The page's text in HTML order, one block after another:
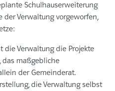
Schulhauserweiterung
der Verwaltung vorgeworfen,
Verwaltung die Projekte
das maßgebliche
der Gemeinderat.
die Verwaltung selbst